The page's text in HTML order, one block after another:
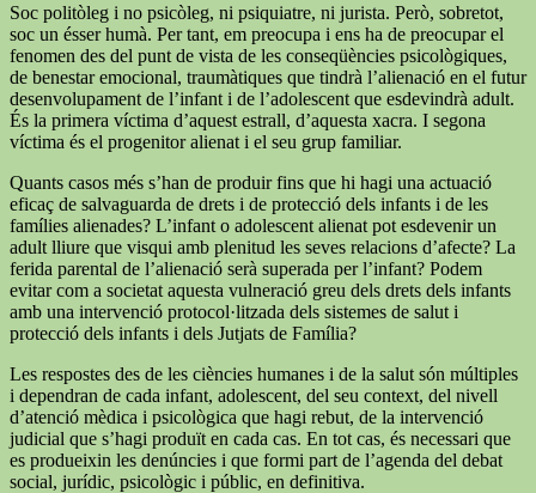
Soc politòleg i no psicòleg, ni psiquiatre, ni jurista. Però, sobretot,
soc un ésser humà. Per tant, em preocupa i ens ha de preocupar el
fenomen des del punt de vista de les conseqüències psicològiques,
de benestar emocional, traumàtiques que tindrà l’alienació en el futur
desenvolupament de l’infant i de l’adolescent que esdevindrà adult.
És la primera víctima d’aquest estrall, d’aquesta xacra. I segona
víctima és el progenitor alienat i el seu grup familiar.
Quants casos més s’han de produir fins que hi hagi una actuació
eficaç de salvaguarda de drets i de protecció dels infants i de les
famílies alienades? L’infant o adolescent alienat pot esdevenir un
adult lliure que visqui amb plenitud les seves relacions d’afecte? La
ferida parental de l’alienació serà superada per l’infant? Podem
evitar com a societat aquesta vulneració greu dels drets dels infants
amb una intervenció protocol·litzada dels sistemes de salut i
protecció dels infants i dels Jutjats de Família?
Les respostes des de les ciències humanes i de la salut són múltiples
i dependran de cada infant, adolescent, del seu context, del nivell
d’atenció mèdica i psicològica que hagi rebut, de la intervenció
judicial que s’hagi produït en cada cas. En tot cas, és necessari que
es produeixin les denúncies i que formi part de l’agenda del debat
social, jurídic, psicològic i públic, en definitiva.